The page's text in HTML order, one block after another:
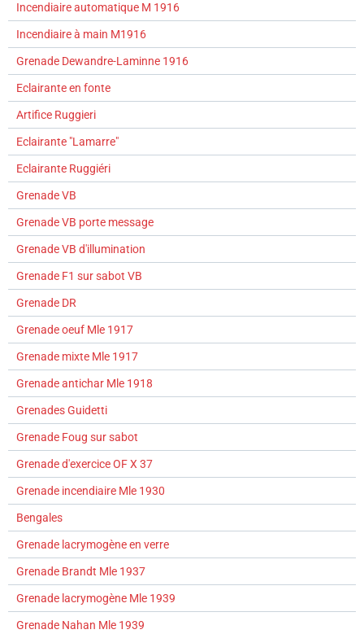
Incendiaire automatique M 1916
Incendiaire à main M1916
Grenade Dewandre-Laminne 1916
Eclairante en fonte
Artifice Ruggieri
Eclairante "Lamarre"
Eclairante Ruggiéri
Grenade VB
Grenade VB porte message
Grenade VB d'illumination
Grenade F1 sur sabot VB
Grenade DR
Grenade oeuf Mle 1917
Grenade mixte Mle 1917
Grenade antichar Mle 1918
Grenades Guidetti
Grenade Foug sur sabot
Grenade d'exercice OF X 37
Grenade incendiaire Mle 1930
Bengales
Grenade lacrymogène en verre
Grenade Brandt Mle 1937
Grenade lacrymogène Mle 1939
Grenade Nahan Mle 1939